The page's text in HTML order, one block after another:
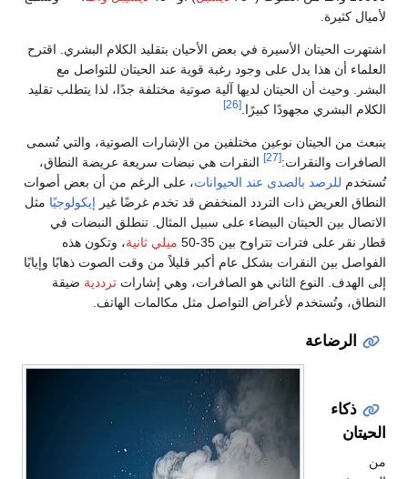
لأميال كثيرة.
اشتهرت الحيتان الأسيرة في بعض الأحيان بتقليد الكلام البشري. اقترح
العلماء أن هذا يدل على وجود رغبة قوية عند الحيتان للتواصل مع
البشر. وحيث أن الحيتان لديها آلية صوتية مختلفة جدًا، لذا يتطلب تقليد
الكلام البشري مجهودًا كبيرًا. [26]
ينبعث من الحيتان نوعين مختلفين من الإشارات الصوتية، والتي تُسمى
الصافرات والنقرات:[27]
النقرات هي نبضات سريعة عريضة النطاق،
تُستخدم للرصد بالصدى عند الحيوانات، على الرغم من أن بعض أصوات
النطاق العريض ذات التردد المنخفض قد تخدم غرضًا غير إيكولوجيًا مثل
الاتصال بين الحيتان البيضاء على سبيل المثال. تنطلق النبضات في
قطار نقر على فترات تتراوح بين 35-50
ميلي ثانية، وتكون هذه
الفواصل بين النقرات بشكل عام أكبر قليلاً من وقت الصوت ذهابًا وإيابًا
إلى الهدف. النوع الثاني هو الصافرات، وهي إشارات ترددية ضيقة
النطاق، وتُستخدم لأغراض التواصل مثل مكالمات الهاتف.
الرضاعة
ذكاء
الحيتان
من